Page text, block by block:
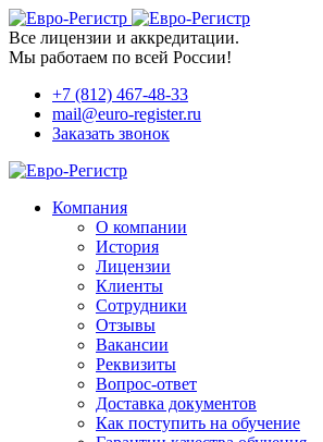
Все лицензии и аккредитации.
Мы работаем по всей России!
+7 (812) 467-48-33
mail@euro-register.ru
Заказать звонок
Компания
О компании
История
Лицензии
Клиенты
Сотрудники
Отзывы
Вакансии
Реквизиты
Вопрос-ответ
Доставка документов
Как поступить на обучение